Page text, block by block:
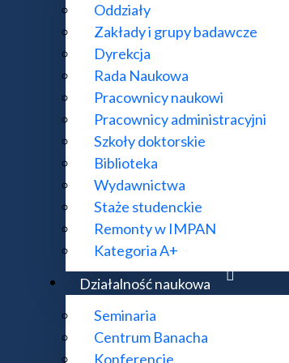
Oddziały
Zakłady i grupy badawcze
Dyrekcja
Rada Naukowa
Pracownicy naukowi
Pracownicy administracyjni
Szkoły doktorskie
Biblioteka
Wydawnictwa
Staże studenckie
Remonty w IMPAN
Kategoria A+
Działalność naukowa
Seminaria
Centrum Banacha
Konferencje